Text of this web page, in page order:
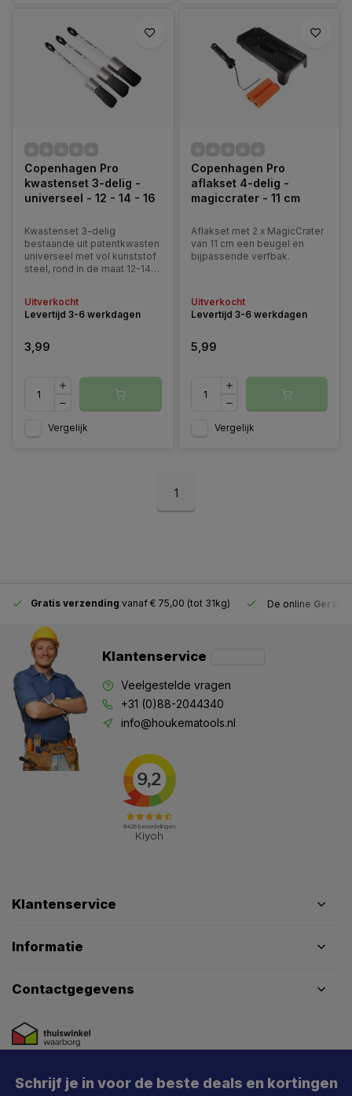
Copenhagen Pro
kwastenset 3-delig -
universeel - 12 - 14 - 16
Kwastenset 3-delig
bestaande uit patentkwasten
universeel met vol kunststof
steel, rond in de maat 12-14-
Uitverkocht
Levertijd 3-6 werkdagen
3,99
Vergelijk
Copenhagen Pro
aflakset 4-delig -
magiccrater - 11 cm
Aflakset met 2 x MagicCrater
van 11 cm een beugel en
bijpassende verfbak.
Uitverkocht
Levertijd 3-6 werkdagen
5,99
Vergelijk
1
Gratis verzending vanaf € 75,00 (tot 31kg) De online
Klantenservice
Veelgestelde vragen
+31 (0)88-2044340
info@houkematools.nl
Klantenservice
Informatie
Contactgegevens
Schrijf je in voor de beste deals en kortingen